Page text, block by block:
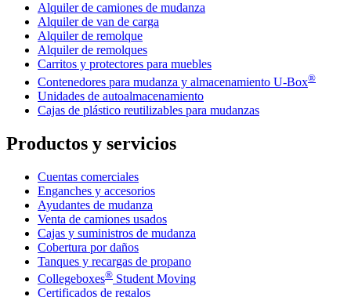
Alquiler de camiones de mudanza
Alquiler de van de carga
Alquiler de remolque
Alquiler de remolques
Carritos y protectores para muebles
Contenedores para mudanza y almacenamiento U-Box®
Unidades de autoalmacenamiento
Cajas de plástico reutilizables para mudanzas
Productos y servicios
Cuentas comerciales
Enganches y accesorios
Ayudantes de mudanza
Venta de camiones usados
Cajas y suministros de mudanza
Cobertura por daños
Tanques y recargas de propano
Collegeboxes® Student Moving
Certificados de regalos